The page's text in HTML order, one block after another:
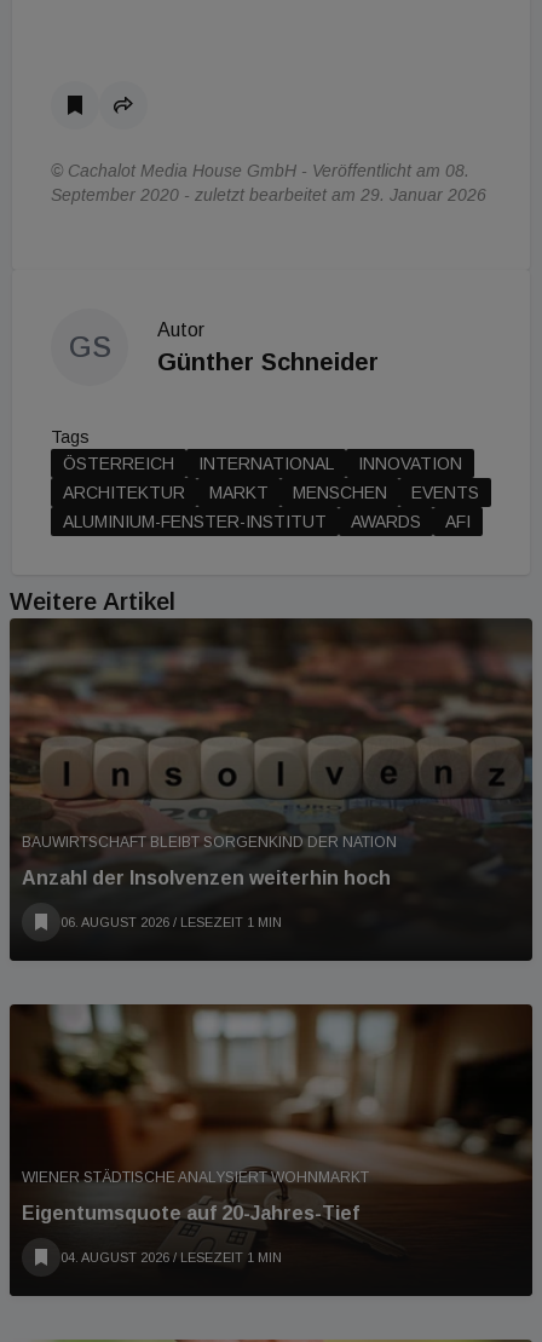
© Cachalot Media House GmbH - Veröffentlicht am 08.
September 2020 - zuletzt bearbeitet am 29. Januar 2026
GS
Autor
Günther Schneider
Tags
ÖSTERREICH
INTERNATIONAL
INNOVATION
ARCHITEKTUR
MARKT MENSCHEN
EVENTS
ALUMINIUM-FENSTER-INSTITUT
AWARDS AFI
Weitere Artikel
BAUWIRTSCHAFT BLEIBT SORGENKIND DER NATION
Anzahl der Insolvenzen weiterhin hoch
06. AUGUST 2026 / LESEZEIT 1 MIN
WIENER STÄDTISCHE ANALYSIERT WOHNMARKT
Eigentumsquote auf 20-Jahres-Tief
04. AUGUST 2026 / LESEZEIT 1 MIN